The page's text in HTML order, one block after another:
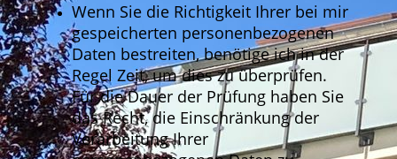
Wenn Sie die Richtigkeit Ihrer bei mir
gespeicherten personenbezogenen
Daten bestreiten, benötige ich in der
Regel Zeit, um dies zu überprüfen.
Für die Dauer der Prüfung haben Sie
das Recht, die Einschränkung der
Verarbeitung Ihrer